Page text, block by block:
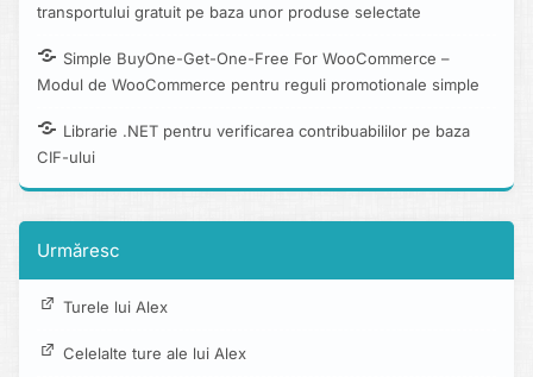
transportului gratuit pe baza unor produse selectate
Simple BuyOne-Get-One-Free For WooCommerce –
Modul de WooCommerce pentru reguli promotionale simple
Librarie .NET pentru verificarea contribuabililor pe baza
CIF-ului
Urmăresc
Turele lui Alex
Celelalte ture ale lui Alex